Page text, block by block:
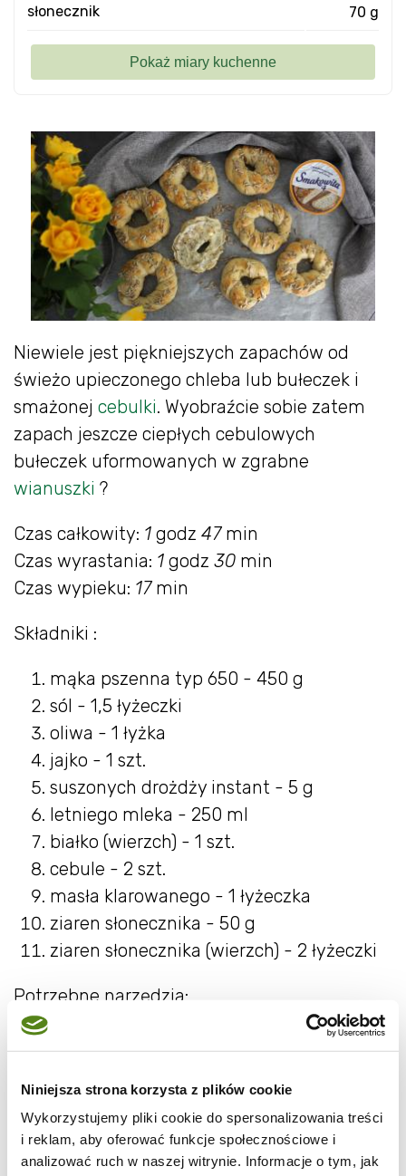
Niniejsza strona korzysta z plików cookie
Wykorzystujemy pliki cookie do spersonalizowania treści
i reklam, aby oferować funkcje społecznościowe i
analizować ruch w naszej witrynie. Informacje o tym, jak
Niewiele jest piękniejszych zapachów od
świeżo upieczonego chleba lub bułeczek i
smażonej cebulki. Wyobraźcie sobie zatem
zapach jeszcze ciepłych cebulowych
bułeczek uformowanych w zgrabne
wianuszki ?
Czas całkowity: 1 godz 47min
Czas wyrastania: 1 godz 30 min
Czas wypieku: 17min
Składniki :
mąka pszenna typ 650 - 450 g
sól - 1,5 łyżeczki
oliwa - 1 łyżka
jajko - 1 szt.
suszonych drożdży instant - 5 g
letniego mleka - 250 ml
białko (wierzch) - 1 szt.
cebule - 2 szt.
masła klarowanego - 1 łyżeczka
ziaren słonecznika - 50 g
ziaren słonecznika (wierzch) - 2 łyżeczki
Potrzebne narzędzia:
Przepis:
posiekaną w kostkę cebulę, studzimy. Do
misy wsypujemy mąkę, dodajemy drożdże,
sól, ziarna słonecznika. Dodajemy
słonecznik 70 g